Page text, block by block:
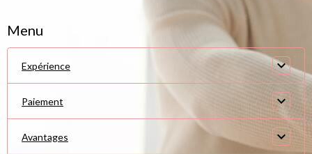
Menu
Expérience
Paiement
Avantages